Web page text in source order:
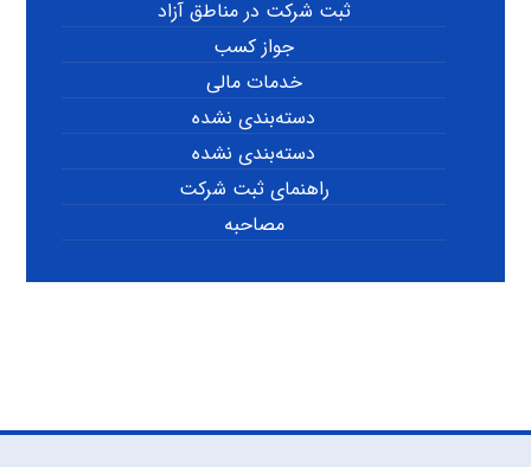
ثبت شرکت در مناطق آزاد
جواز کسب
خدمات مالی
دسته‌بندی نشده
دسته‌بندی نشده
راهنمای ثبت شرکت
مصاحبه